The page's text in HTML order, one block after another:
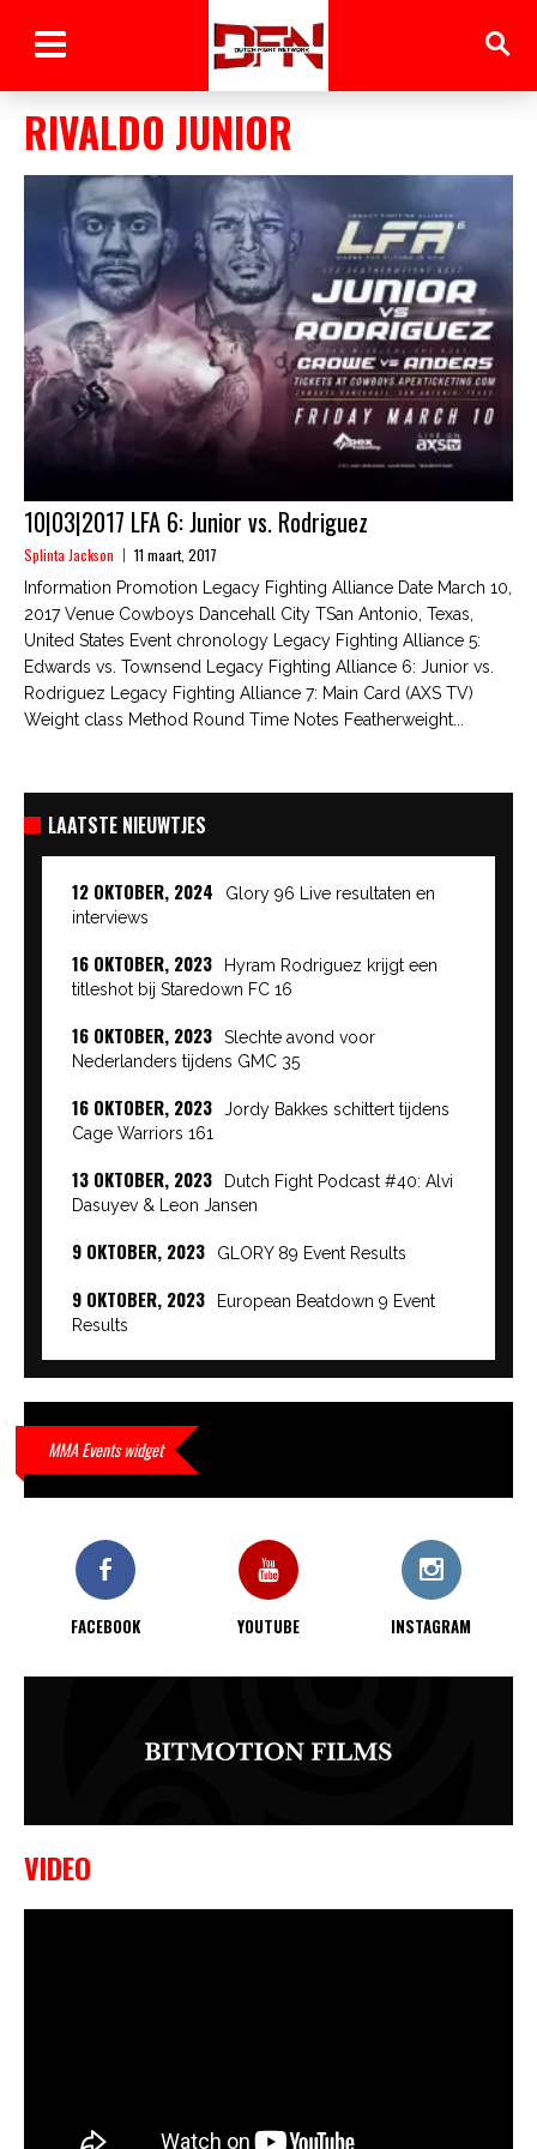
RIVALDO JUNIOR
10|03|2017 LFA 6: Junior vs. Rodriguez
Splinta Jackson 11 maart, 2017
Information Promotion Legacy Fighting Alliance Date March 10,
2017 Venue Cowboys Dancehall City TSan Antonio, Texas,
United States Event chronology Legacy Fighting Alliance 5:
Edwards vs. Townsend Legacy Fighting Alliance 6: Junior vs.
Rodriguez Legacy Fighting Alliance 7: Main Card (AXS TV)
Weight class Method Round Time Notes Featherweight...
LAATSTE NIEUWTJES
12 OKTOBER, 2024
Glory 96 Live resultaten en
interviews
16 OKTOBER, 2023
Hyram Rodriguez krijgt een
titleshot bij Staredown FC 16
16 OKTOBER, 2023
Slechte avond voor
Nederlanders tijdens GMC 35
16 OKTOBER, 2023
Jordy Bakkes schittert tijdens
Cage Warriors 161
13 OKTOBER, 2023
Dutch Fight Podcast #40: Alvi
Dasuyev & Leon Jansen
9 OKTOBER, 2023 GLORY 89 Event Results
9 OKTOBER, 2023
European Beatdown 9 Event
Results
9 OKTOBER, 2023
waar hij van gemaakt is…
KO bij CWA Lowlands 7
MMA Events widget
FACEBOOK YOUTUBE INSTAGRAM
VIDEO